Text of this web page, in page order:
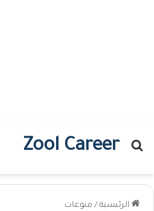
Zool Career
بحث عن
الرئيسية / منوعات